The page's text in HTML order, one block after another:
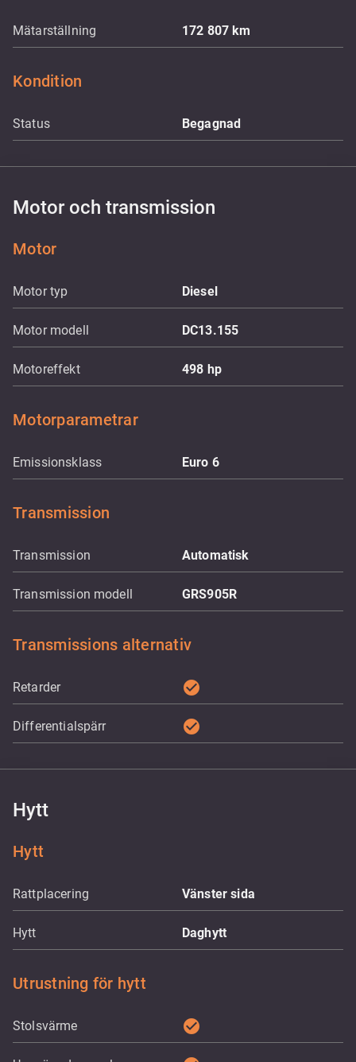
Mätarställning 172 807km
Kondition
Status Begagnad
Motor och transmission
Motor
Motor typ Diesel
Motor modell DC13.155
Motoreffekt 498 hp
Motorparametrar
Emissionsklass Euro 6
Transmission
Transmission Automatisk
Transmission modell GRS905R
Transmissions alternativ
Retarder check_circle
Differentialspärr check_circle
Hytt
Hytt
Rattplacering Vänster sida
Hytt Daghytt
Utrustning för hytt
Stolsvärme check_circle